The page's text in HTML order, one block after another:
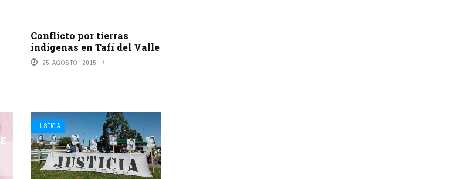
Conflicto por tierras
indígenas en Tafí del Valle
25 AGOSTO, 2015
JUSTICIA